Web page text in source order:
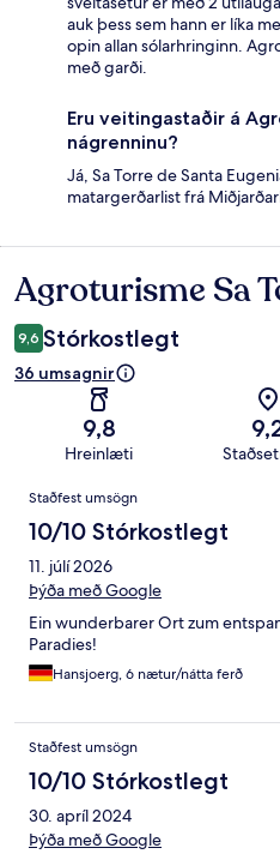
auk þess sem hann er líka
opin allan sólarhringinn.
með garði.
Eru veitingastaðir á
nágrenninu?
Já, Sa Torre de Santa
matargerðarlist frá
Umsagnir
Agroturisme Sa
9,6 Stórkostlegt
36 umsagnir
9,8
Hreinlæti
Umsagnir
Staðfest umsögn
10/10 Stórkostlegt
11. júlí 2026
Þýða með Google
Ein wunderbarer Ort zum
Paradies!
Hansjoerg, 6 nætur/nátta ferð
Staðfest umsögn
10/10 Stórkostlegt
30. apríl 2024
Þýða með Google